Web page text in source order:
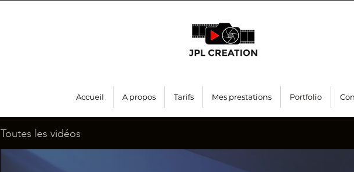
Accueil A propos Tarifs Mes prestations Portfolio
Toutes les vidéos